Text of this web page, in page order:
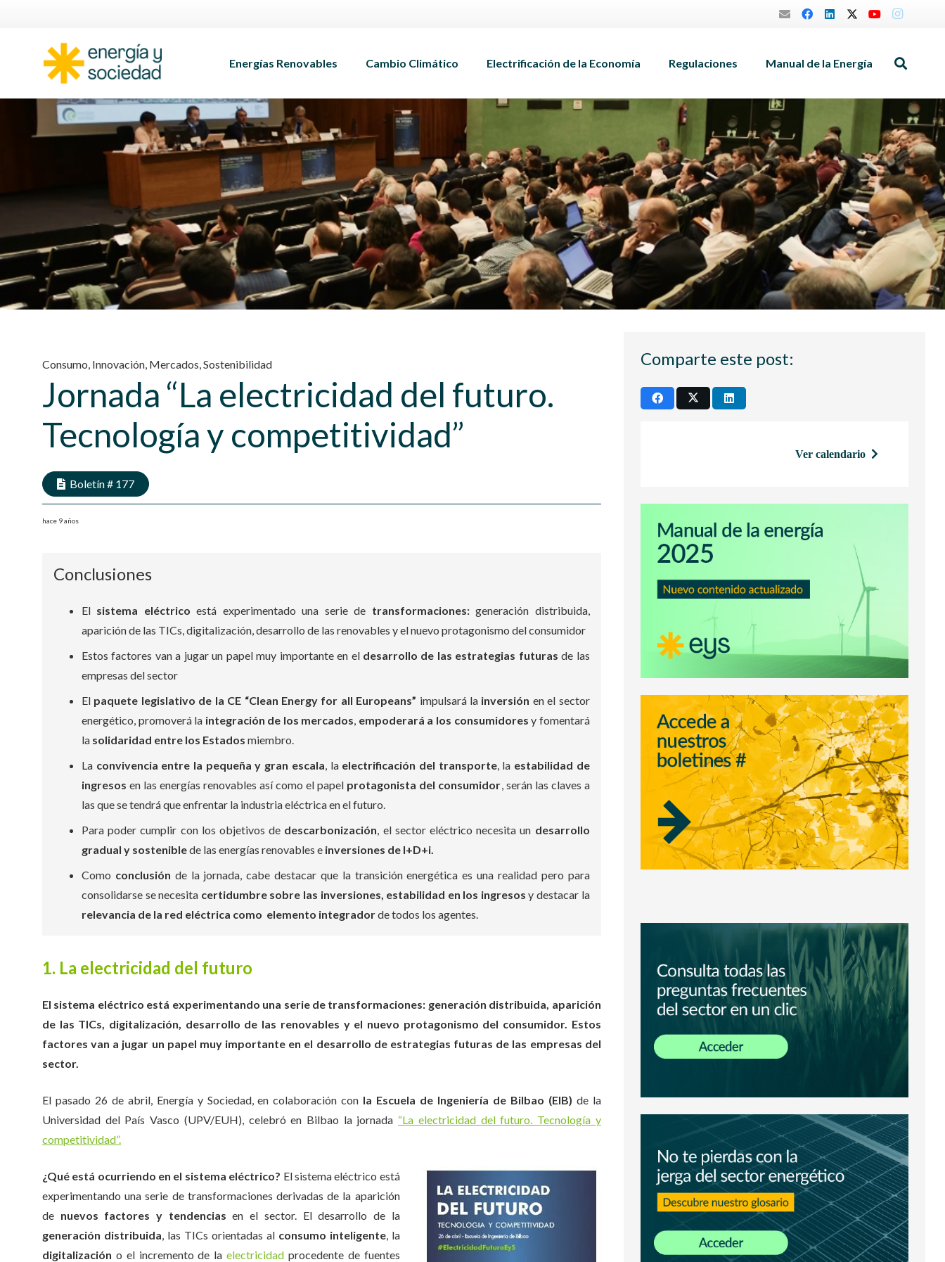
Energías Renovables Cambio Climático Electrificación de la Economía Regulaciones Manual de la Energía
Consumo, Innovación, Mercados,Sostenibilidad
Jornada “La electricidad del futuro.
Tecnología y competitividad”
Boletín # 177
hace 9 años
Conclusiones
El sistema eléctrico está experimentado una serie de transformaciones:generación distribuida,
aparición de las TICs, digitalización, desarrollo de las renovables y el nuevo protagonismo del consumidor
Estos factores van a jugar un papel muy importante en el desarrollo de las estrategias futuras de las
empresas del sector
El paquete legislativo de la CE “Clean Energy for all Europeans” impulsará la inversión en el sector
energético, promoverá la integración de los mercados, empoderará a los consumidoresy fomentará
la solidaridad entre los Estados miembro.
La convivencia entre la pequeña y gran escala, la electrificación del transporte, la estabilidad de
ingresos en las energías renovables así como el papel protagonista del consumidor, serán las claves a
las que se tendrá que enfrentar la industria eléctrica en el futuro.
Para poder cumplir con los objetivos de descarbonización, el sector eléctrico necesita un desarrollo
gradual y sosteniblede las energías renovables e inversiones de I+D+i.
Como conclusión de la jornada, cabe destacar que la transición energética es una realidad pero para
consolidarse se necesita certidumbre sobre las inversiones, estabilidad en los ingresos y destacar la
relevancia de la red eléctrica como elemento integradorde todos los agentes.
1. La electricidad del futuro
El sistema eléctrico está experimentando una serie de transformaciones: generación distribuida, aparición
de las TICs, digitalización, desarrollo de las renovables y el nuevo protagonismo del consumidor. Estos
factores van a jugar un papel muy importante en el desarrollo de estrategias futuras de las empresas del
sector.
El pasado 26 de abril, Energía y Sociedad, en colaboración con la Escuela de Ingeniería de Bilbao (EIB) de la
Universidad del País Vasco (UPV/EUH), celebró en Bilbao la jornada “La electricidad del futuro. Tecnología y
competitividad”.
¿Qué está ocurriendo en el sistema eléctrico? El sistema eléctrico está
experimentando una serie de transformaciones derivadas de la aparición
de nuevos factores y tendencias en el sector. El desarrollo de la
generación distribuida, las TICs orientadas al consumo inteligente, la
digitalización o el incremento de laelectricidad procedente de fuentes
Comparte este post:
Ver calendario